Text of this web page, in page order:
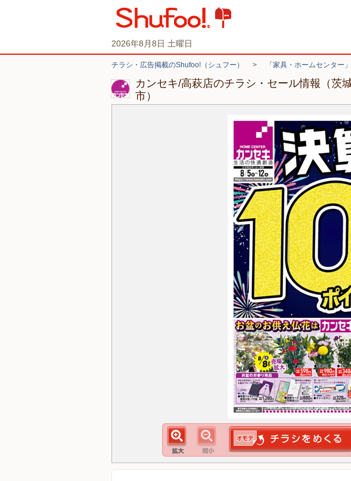
2026年8月8日 土曜日
チラシ・広告掲載のShufoo!（シュフー） > 「家具・ホームセンター
カンセキ/高萩店のチラシ・セール情報（茨
市）